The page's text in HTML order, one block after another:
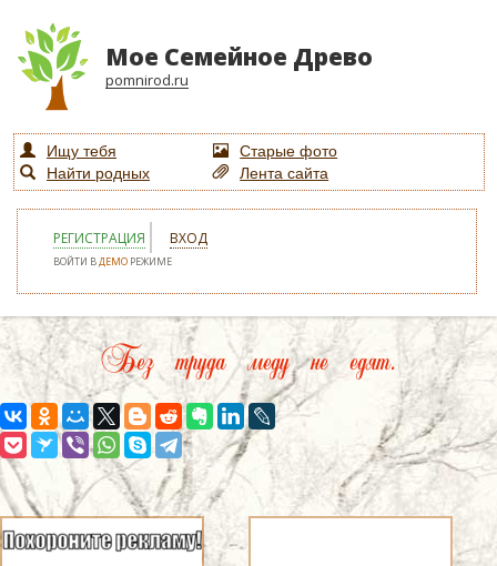
Мое Семейное Древо
pomnirod.ru
Ищу тебя
Старые фото
Найти родных
Лента сайта
РЕГИСТРАЦИЯ ВХОД
ВОЙТИ ВДЕМО РЕЖИМЕ
Без труда меду не едят.